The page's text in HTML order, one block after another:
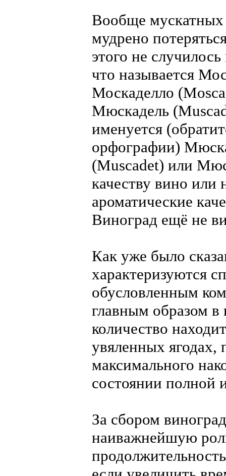
Вообще мускатных
мудрено
этого не
что называется
Москаделло
Мюскадель
именуется
орфографии)
(Muscadet) или
качеству вино
ароматические
Виноград ещё не
Как уже было
характеризуются
обусловленным
главным образом
количество
увяленных ягодах,
максимального
состоянии полной
За сбором
наиважнейшую